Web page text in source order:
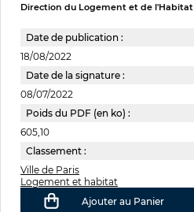
Direction du Logement et de l'Habitat
Date de publication :
18/08/2022
Date de la signature :
08/07/2022
Poids du PDF (en ko) :
605,10
Classement :
Ville de Paris
Logement et habitat
Ajouter au Panier